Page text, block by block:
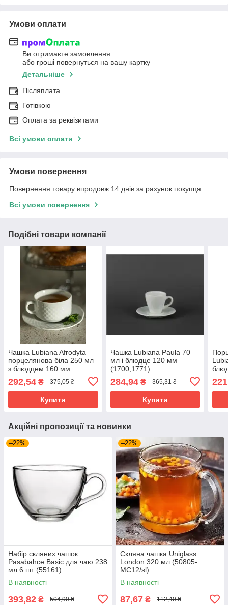
Умови оплати
Ви отримаєте замовлення
або гроші повернуться на вашу картку
Детальніше
Післяплата
Готівкою
Оплата за реквізитами
Всі умови оплати
Умови повернення
Повернення товару впродовж 14 днів за рахунок покупця
Всі умови повернення
Подібні товари компанії
Чашка Lubiana Afrodyta
порцелянова біла 250 мл
з блюдцем 160 мм
292,54 ₴ 375,05 ₴
Купити
Чашка Lubiana Paula 70
мл і блюдце 120 мм
(1700,1771)
284,94₴ 365,31 ₴
Купити
Акційні пропозиції та новинки
–22%
Набір скляних чашок
Pasabahce Basic для чаю 238
мл 6 шт (55161)
В наявності
393,82 ₴ 504,90 ₴
–22%
Скляна чашка Uniglass
London 320 мл (50805-
МС12/sl)
В наявності
87,67 ₴ 112,40 ₴